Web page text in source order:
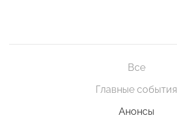
Все
Главные события
Анонсы